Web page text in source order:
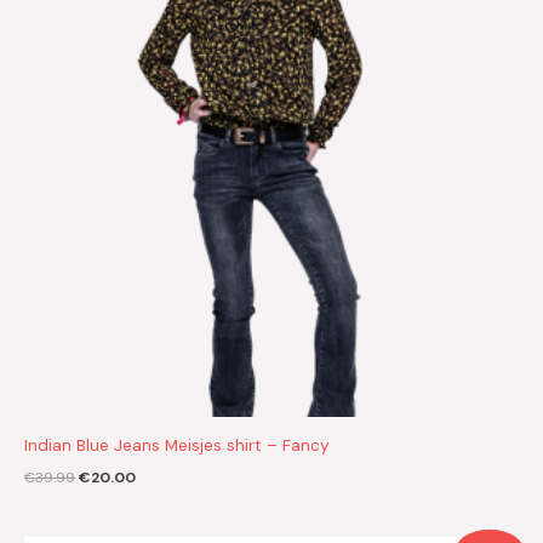
Indian Blue Jeans Meisjes shirt – Fancy
€39.99€20.00